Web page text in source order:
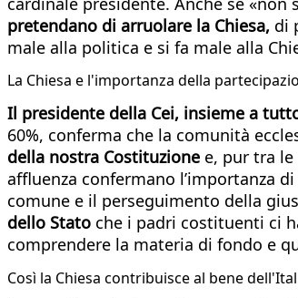
pretendano di arruolare la Chiesa, di
male alla politica e si fa male alla
La Chiesa e l'importanza della
Il presidente della Cei, insieme a
60%, conferma che la comunità
della nostra Costituzione e, pur tra
affluenza confermano l’importanza
comune e il perseguimento della
dello Stato che i padri costituenti ci
comprendere la materia di fondo e
Così la Chiesa contribuisce al bene